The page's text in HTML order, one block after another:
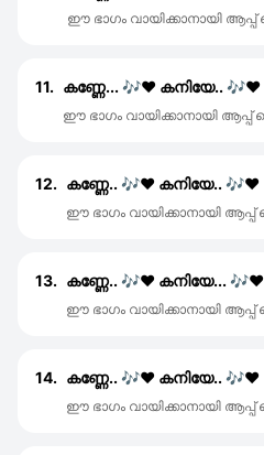
ഈ ഭാഗം വായിക്കാനായി
11. കണ്ണേ... 🎶♥️ കനിയേ.. 🎶♥️
ഈ ഭാഗം വായിക്കാനായി
12. കണ്ണേ.. 🎶♥️ കനിയേ.. 🎶♥️
ഈ ഭാഗം വായിക്കാനായി
13. കണ്ണേ.. 🎶♥️ കനിയേ... 🎶♥️
ഈ ഭാഗം വായിക്കാനായി
14. കണ്ണേ.. 🎶♥️ കനിയേ.. 🎶♥️
ഈ ഭാഗം വായിക്കാനായി